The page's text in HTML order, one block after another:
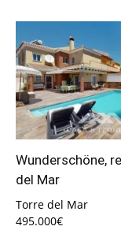
Wunderschöne,
del Mar
Torre del Mar
495.000€